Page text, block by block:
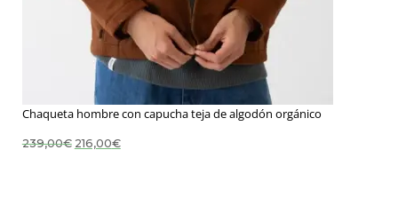
Chaqueta hombre con capucha teja de algodón orgánico
239,00€ El
precio
216,00€El
precio